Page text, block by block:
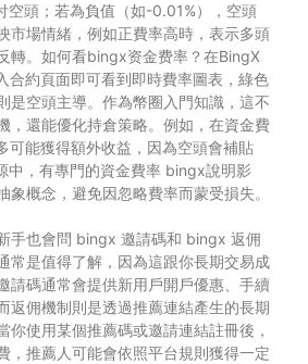
空頭；若為負值（如-0.01%），空頭
市場情緒，例如正費率高時，表示多頭
轉。如何看bingx资金费率？在BingX
合約頁面即可看到即時費率圖表，綠色
是空頭主導。作為幣圈入門知識，這不
，還能優化持倉策略。例如，在資金費
可能獲得額外收益，因為空頭會補貼
中，有專門的資金費率 bingx說明影
象概念，避免因忽略費率而蒙受損失。
手也會問 bingx 邀請碼和 bingx 返佣
常是值得了解，因為這跟你長期交易成
請碼通常會提供新用戶開戶優惠、手續
返佣機制則是透過推薦連結產生的長期
你使用某個推薦碼或邀請連結註冊後，
，推薦人可能會依照平台規則獲得一定